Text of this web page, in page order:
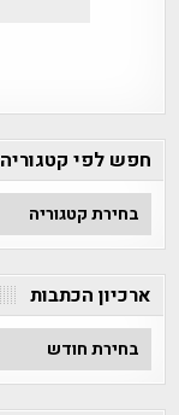
חפש לפי קטגוריה
חפש
לפי
ארכיון הכתבות
ארכיון
הכתבות